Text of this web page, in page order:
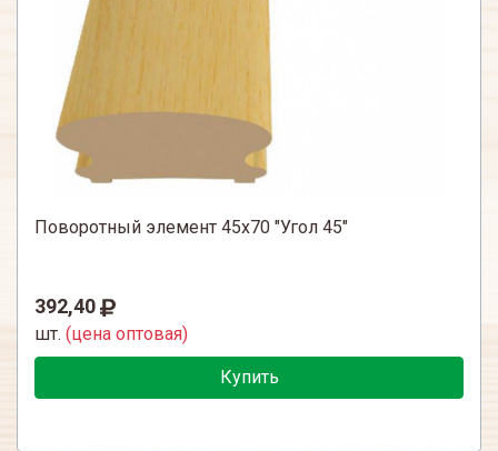
Поворотный элемент 45х70 "Угол 45"
392,40
шт. (цена оптовая)
Купить